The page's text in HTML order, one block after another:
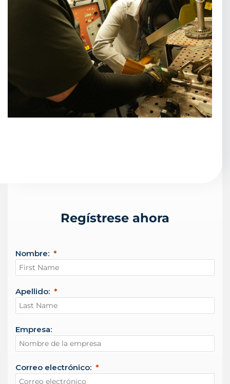
Regístrese ahora
Nombre:
Apellido:
Empresa:
Correo electrónico: